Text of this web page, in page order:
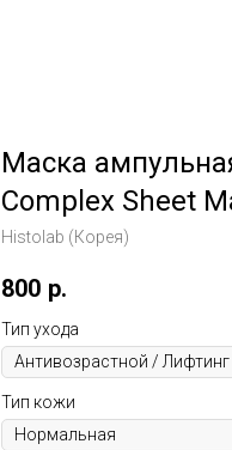
Маска
Complex Sheet
Histolab (Корея)
800 р.
Тип ухода
Тип кожи